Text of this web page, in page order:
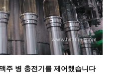
주 병 충전기를 제어했습니다